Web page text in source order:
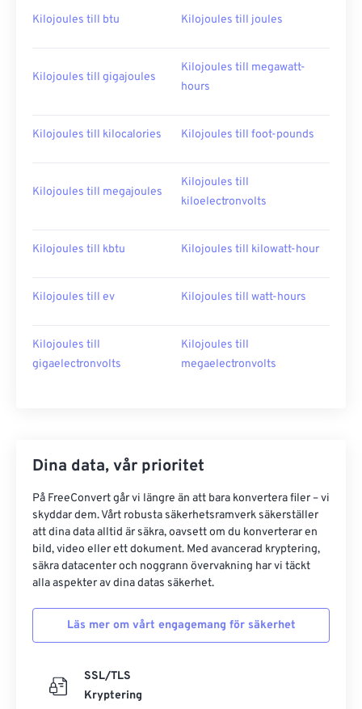
Kilojoules till btu Kilojoules till joules
Kilojoules till gigajoules
Kilojoules till megawatt-
hours
Kilojoules till kilocalories Kilojoules till foot-pounds
Kilojoules till megajoules
Kilojoules till
kiloelectronvolts
Kilojoules till kbtu Kilojoules till kilowatt-hour
Kilojoules till ev Kilojoules till watt-hours
Kilojoules till
gigaelectronvolts
Kilojoules till
megaelectronvolts
Dina data, vår prioritet
På FreeConvert går vi längre än att bara konvertera filer – vi
skyddar dem. Vårt robusta säkerhetsramverk säkerställer
att dina data alltid är säkra, oavsett om du konverterar en
bild, video eller ett dokument. Med avancerad kryptering,
säkra datacenter och noggrann övervakning har vi täckt
alla aspekter av dina datas säkerhet.
Läs mer om vårt engagemang för säkerhet
SSL/TLS
Kryptering